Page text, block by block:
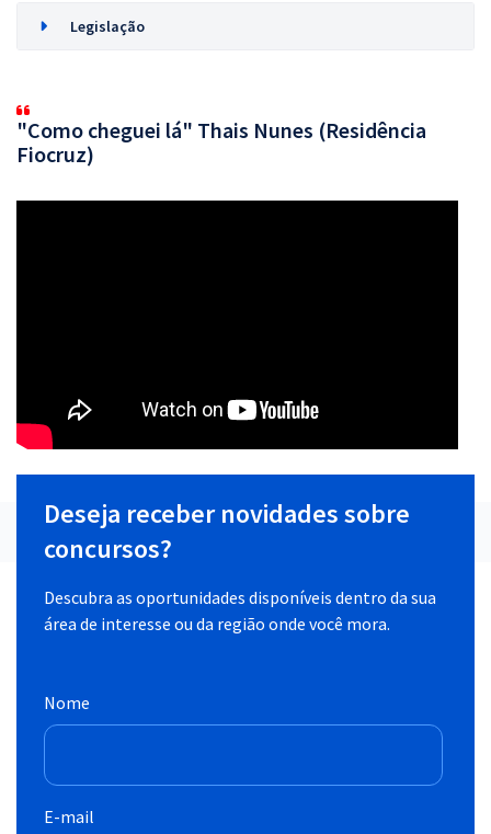
Legislação
"Como cheguei lá" Thais Nunes (Residência
Fiocruz)
Deseja receber novidades sobre
concursos?
Descubra as oportunidades disponíveis dentro da sua
área de interesse ou da região onde você mora.
Nome
E-mail